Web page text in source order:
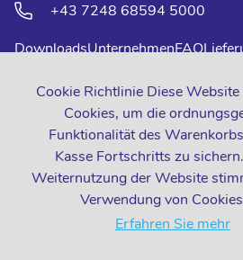
Cookie Richtlinie Diese
Cookies, um die
Funktionalität des
Kasse Fortschritts zu
Weiternutzung der Website
Verwendung von
Erfahren Sie mehr
+43 7248 68594 5000
DownloadsUnternehmenFAQ